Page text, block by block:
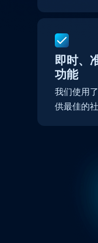
即时、
功能
我们使用
供最佳的